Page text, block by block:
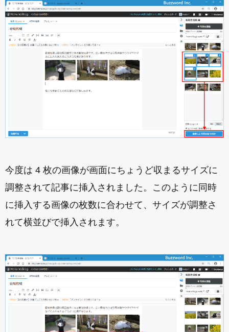
今度は 4 枚の画像が画面にちょうど収まるサイズに
調整されて記事に挿入されました。このように同時
に挿入する画像の枚数に合わせて、サイズが調整さ
れて横並びで挿入されます。